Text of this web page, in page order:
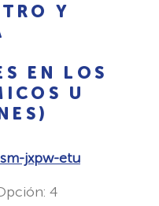
Y
EN LOS
U
jxpw-etu
4